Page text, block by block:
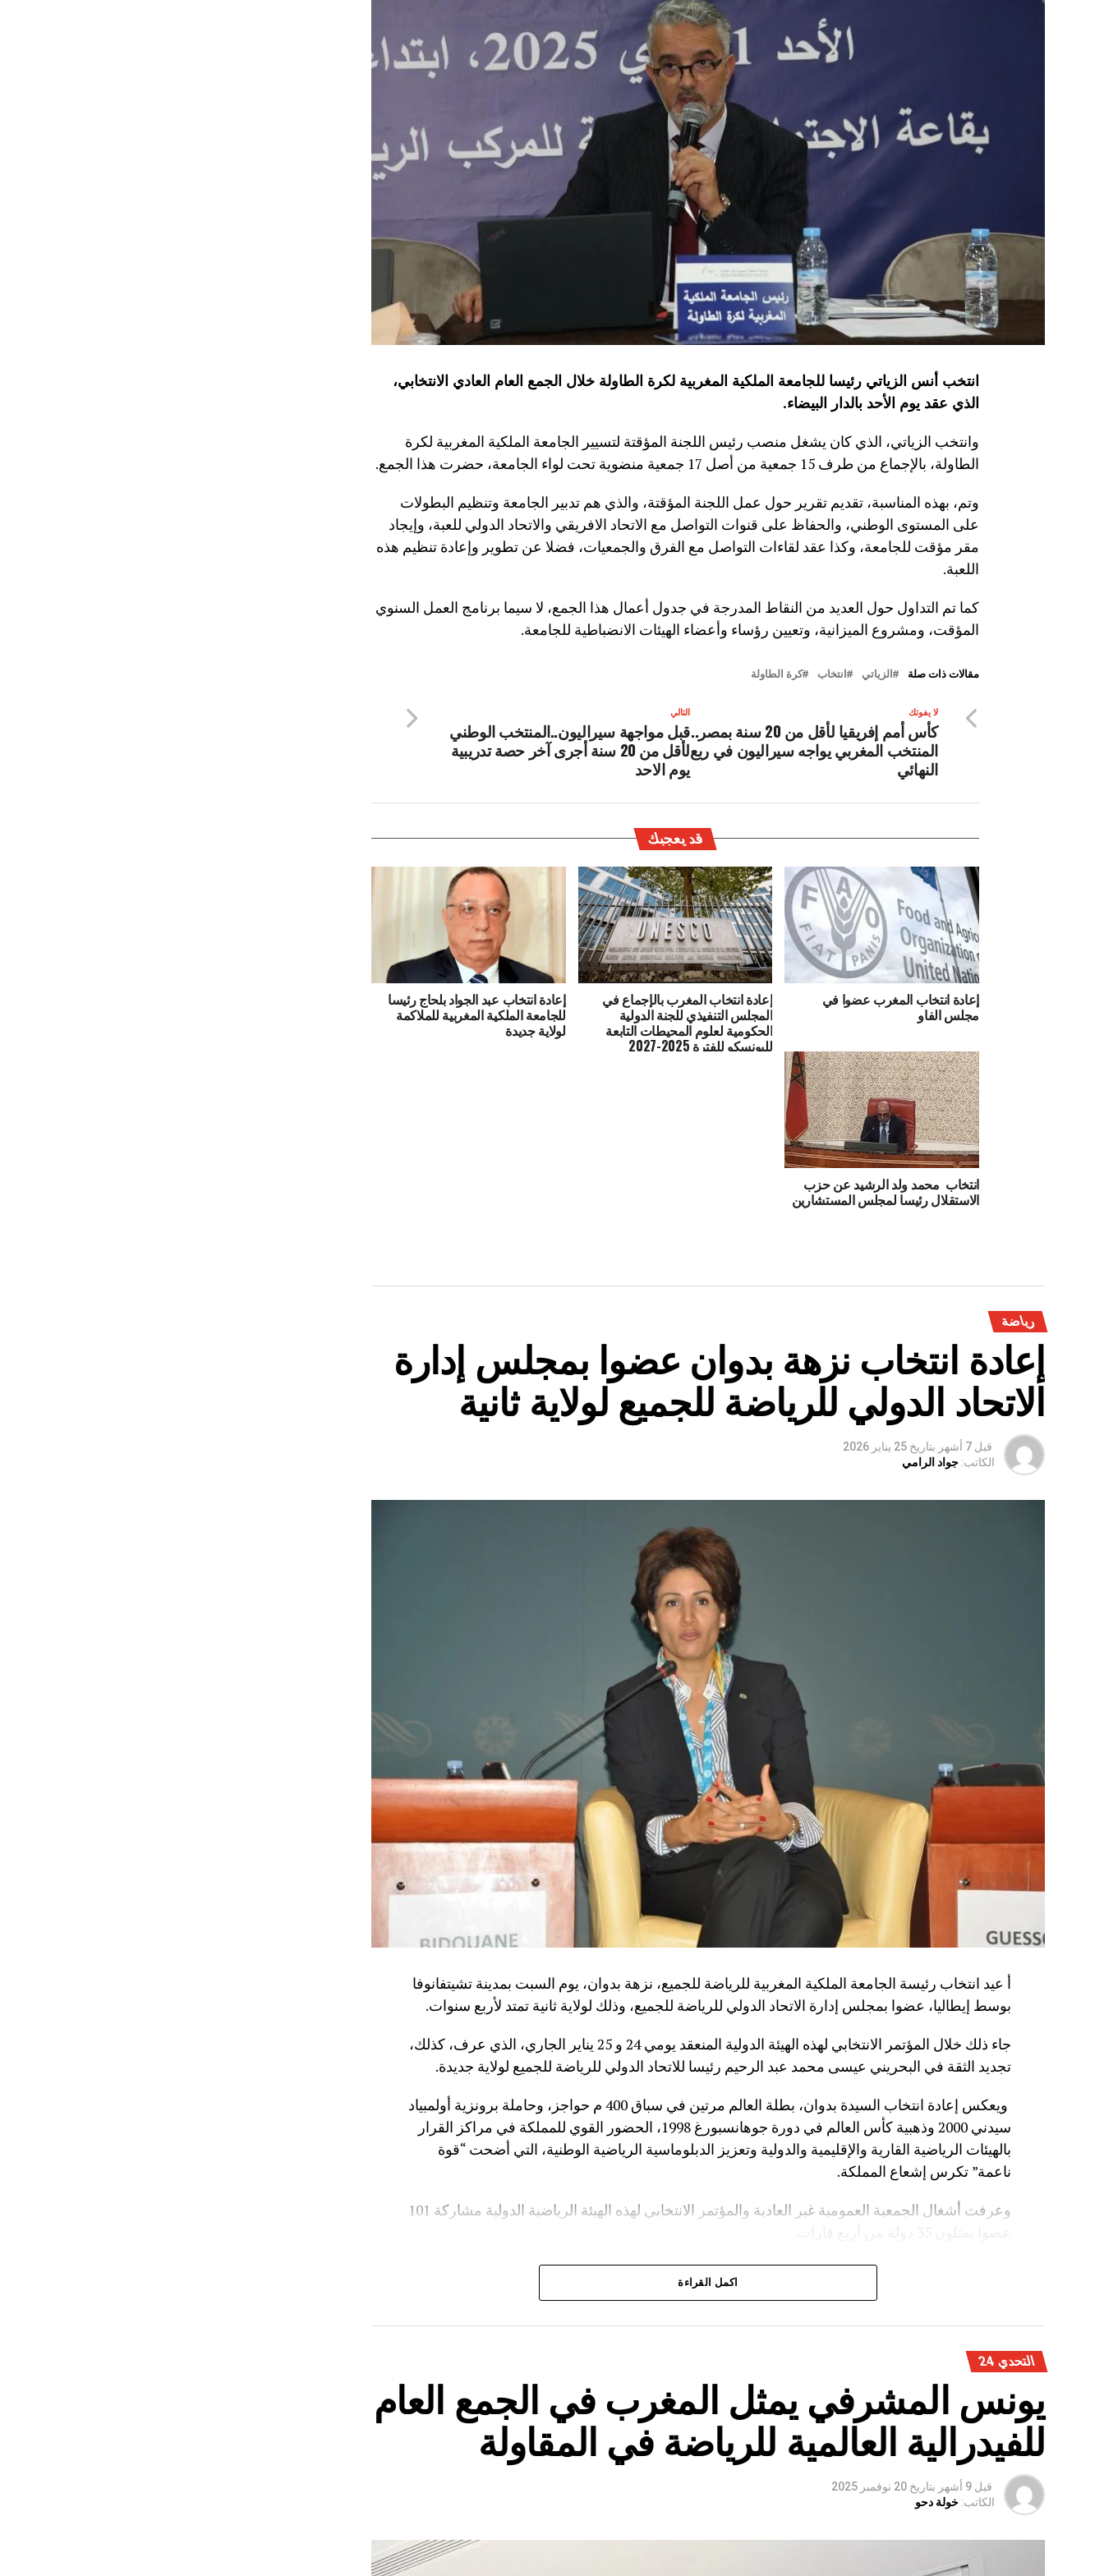
انتخب أنس الزياتي رئيسا للجامعة الملكية المغربية لكرة الطاولة خلال الجمع العام العادي الانتخابي،
الذي عقد يوم الأحد بالدار البيضاء.
وانتخب الزياتي، الذي كان يشغل منصب رئيس اللجنة المؤقتة لتسيير الجامعة الملكية المغربية لكرة
الطاولة، بالإجماع من طرف 15 جمعية من أصل 17 جمعية منضوية تحت لواء الجامعة، حضرت هذا الجمع.
وتم، بهذه المناسبة، تقديم تقرير حول عمل اللجنة المؤقتة، والذي هم تدبير الجامعة وتنظيم البطولات
على المستوى الوطني، والحفاظ على قنوات التواصل مع الاتحاد الافريقي والاتحاد الدولي للعبة، وإيجاد
مقر مؤقت للجامعة، وكذا عقد لقاءات التواصل مع الفرق والجمعيات، فضلا عن تطوير وإعادة تنظيم هذه
اللعبة.
كما تم التداول حول العديد من النقاط المدرجة في جدول أعمال هذا الجمع، لا سيما برنامج العمل السنوي
المؤقت، ومشروع الميزانية، وتعيين رؤساء وأعضاء الهيئات الانضباطية للجامعة.
مقالات ذات صلة الزياتي انتخاب كرة الطاولة
التالي
قبل مواجهة سيراليون..المنتخب الوطني
لأقل من 20 سنة أجرى آخر حصة تدريبية
يوم الاحد
لا يفوتك
كأس أمم إفريقيا لأقل من 20 سنة بمصر..
المنتخب المغربي يواجه سيراليون في ربع
النهائي
قد يعجبك
إعادة انتخاب المغرب عضوا في
مجلس الفاو
إعادة انتخاب المغرب بالإجماع في
المجلس التنفيذي للجنة الدولية
الحكومية لعلوم المحيطات التابعة
لليونسكو للفترة 2025-2027
إعادة انتخاب عبد الجواد بلحاج رئيسا
للجامعة الملكية المغربية للملاكمة
لولاية جديدة
انتخاب محمد ولد الرشيد عن حزب
الاستقلال رئيسا لمجلس المستشارين
رياضة
إعادة انتخاب نزهة بدوان عضوا بمجلس إدارة
الاتحاد الدولي للرياضة للجميع لولاية ثانية
قبل 7 أشهر بتاريخ 25 يناير 2026
الكاتب: جواد الرامي
أ عيد انتخاب رئيسة الجامعة الملكية المغربية للرياضة للجميع، نزهة بدوان، يوم السبت بمدينة تشيتفانوفا
بوسط إيطاليا، عضوا بمجلس إدارة الاتحاد الدولي للرياضة للجميع، وذلك لولاية ثانية تمتد لأربع سنوات.
جاء ذلك خلال المؤتمر الانتخابي لهذه الهيئة الدولية المنعقد يومي 24 و 25 يناير الجاري، الذي عرف، كذلك،
تجديد الثقة في البحريني عيسى محمد عبد الرحيم رئيسا للاتحاد الدولي للرياضة للجميع لولاية جديدة.
ويعكس إعادة انتخاب السيدة بدوان، بطلة العالم مرتين في سباق 400 م حواجز، وحاملة برونزية أولمبياد
سيدني 2000 وذهبية كأس العالم في دورة جوهانسبورغ 1998، الحضور القوي للمملكة في مراكز القرار
بالهيئات الرياضية القارية والإقليمية والدولية وتعزيز الدبلوماسية الرياضية الوطنية، التي أضحت “قوة
ناعمة” تكرس إشعاع المملكة.
وعرفت أشغال الجمعية العمومية غير العادية والمؤتمر الانتخابي لهذه الهيئة الرياضية الدولية مشاركة 101
كما تقرر، خلال هذه الجمعية، نقل مقر الاتحاد الدولي للرياضة للجميع إلى العاصمة الإيطالية روما.
اكمل القراءة
التحدي 24
يونس المشرفي يمثل المغرب في الجمع العام
للفيدرالية العالمية للرياضة في المقاولة
قبل 9 أشهر بتاريخ 20 نوفمبر 2025
الكاتب: خولة دحو